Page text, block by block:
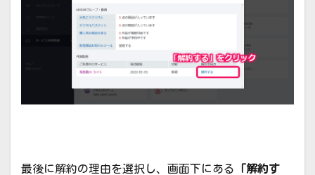
最後に解約の理由を選択し、画面下にある
「解約す